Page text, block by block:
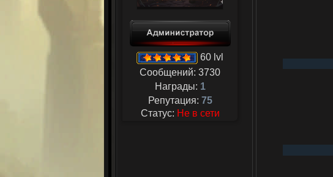
60 lvl
Сообщений: 3730
Награды: 1
Репутация: 75
Статус: Не в сети